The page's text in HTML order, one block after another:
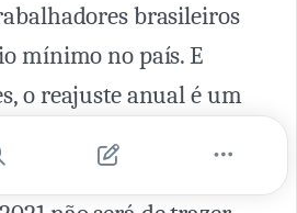
brasileiros
mínimo no país. E
o reajuste anual é um
que a alteração